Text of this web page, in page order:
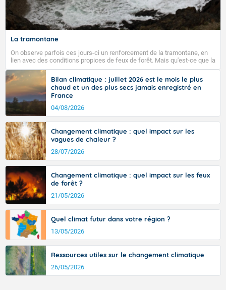
La tramontane
On observe parfois ces jours-ci un renforcement de la tramontane, en
lien avec des conditions propices de feux de forêt. Mais qu'est-ce que la
tramontane ? Quelles sont ses caractéristiques ? La tramontane est un
vent turbulent soufflant de secteur nord-ouest à nord, ou ouest à nord-
ouest, dans un secteur qui part du Roussillon à la vallée de l’Aude et à
l’ouest de l’Hérault. L’étymologie de ce vent vient du latin trasmontanus,
signifiant au-delà des monts, en allusion aux régions montagneuses
d’où provient ce vent.
Bilan climatique : juillet 2026 est le mois le plus
chaud et un des plus secs jamais enregistré en
France
04/08/2026
Changement climatique : quel impact sur les
vagues de chaleur ?
28/07/2026
Changement climatique : quel impact sur les feux
de forêt ?
21/05/2026
Quel climat futur dans votre région ?
13/05/2026
Ressources utiles sur le changement climatique
26/05/2026